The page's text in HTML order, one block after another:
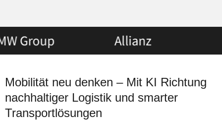
Mobilität neu denken – Mit KI Richtung
nachhaltiger Logistik und smarter
Transportlösungen